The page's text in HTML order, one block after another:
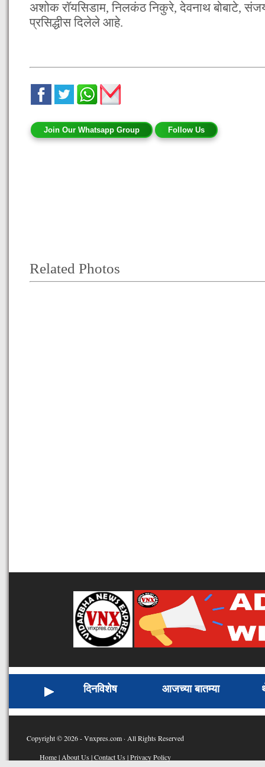
अशोक राॅयसिडाम, निलकंठ निकुरे, देवनाथ बोबाटे,
प्रसिद्धीस दिलेले आहे.
Join Our Whatsapp Group Follow Us
Related Photos
दिनविशेष आजच्या बातम्या
Copyright © 2026 - Vnxpres.com · All Rights Reserved
Home|About Us |Contact Us |Privacy Policy